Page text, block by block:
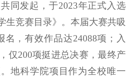
同发起，于2023年正式入选
生竞赛目录》。本届大赛共吸
名，有效作品达24088项；入
仅200项挺进总决赛，最终产
地科学院项目作为全校唯一